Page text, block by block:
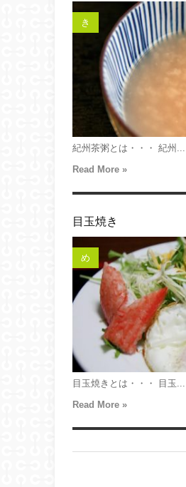
き
紀州茶粥とは・・・ 紀州...
Read More »
目玉焼き
め
目玉焼きとは・・・ 目玉...
Read More »